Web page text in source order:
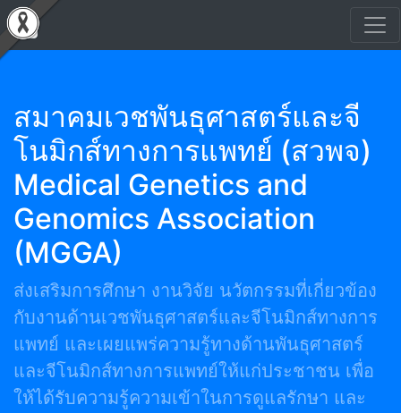
สมาคมเวชพันธุศาสตร์และจี
โนมิกส์ทางการแพทย์ (สวพจ)
Medical Genetics and
Genomics Association
(MGGA)
ส่งเสริมการศึกษา งานวิจัย นวัตกรรมที่เกี่ยวข้อง
กับงานด้านเวชพันธุศาสตร์และจีโนมิกส์ทางการ
แพทย์ และเผยแพร่ความรู้ทางด้านพันธุศาสตร์
และจีโนมิกส์ทางการแพทย์ให้แก่ประชาชน เพื่อ
ให้ได้รับความรู้ความเข้าในการดูแลรักษา และ